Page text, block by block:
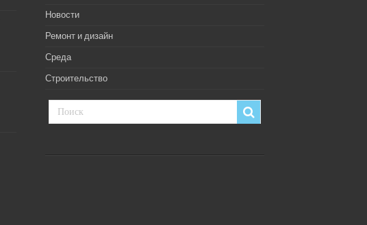
Новости
Ремонт и дизайн
Среда
Строительство